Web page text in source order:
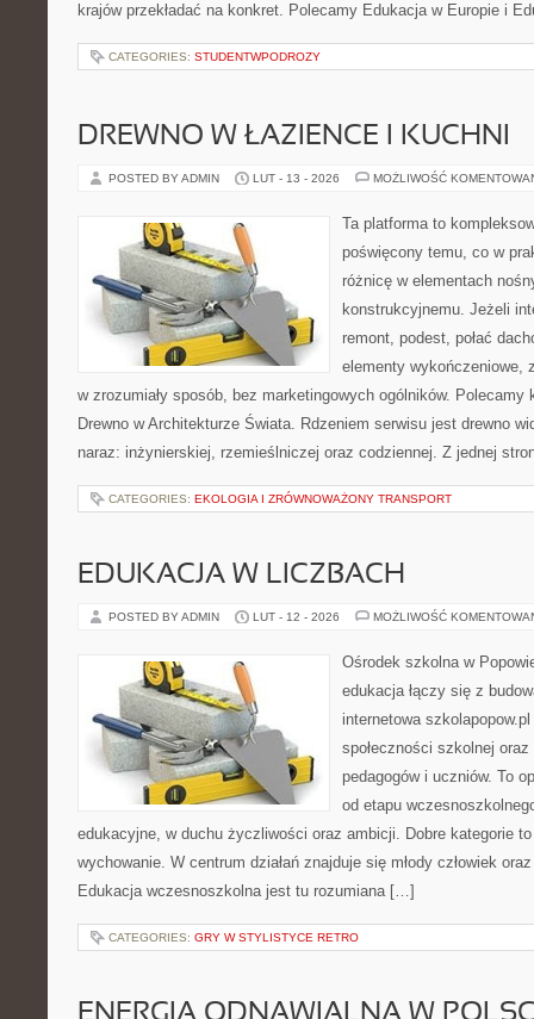
krajów przekładać na konkret. Polecamy Edukacja w Europie i
CATEGORIES: STUDENTWPODROZY
DREWNO W ŁAZIENCE I KUCHNI
POSTED BY ADMIN LUT - 13 - 2026 MOŻLIWOŚĆ
Ta platforma to
poświęcony temu, co w
różnicę w elementach
konstrukcyjnemu. Jeżeli
remont, podest, połać
elementy wykończeniowe,
w zrozumiały sposób, bez marketingowych ogólników. Polecamy
Drewno w Architekturze Świata. Rdzeniem serwisu jest drewno
naraz: inżynierskiej, rzemieślniczej oraz codziennej. Z jednej
CATEGORIES: EKOLOGIA I ZRÓWNOWAŻONY TRANSPORT
EDUKACJA W LICZBACH
POSTED BY ADMIN LUT - 12 - 2026 MOŻLIWOŚĆ
Ośrodek szkolna w
edukacja łączy się z
internetowa
społeczności szkolnej
pedagogów i uczniów. To
od etapu
edukacyjne, w duchu życzliwości oraz ambicji. Dobre kategorie
wychowanie. W centrum działań znajduje się młody człowiek
Edukacja wczesnoszkolna jest tu rozumiana […]
CATEGORIES: GRY W STYLISTYCE RETRO